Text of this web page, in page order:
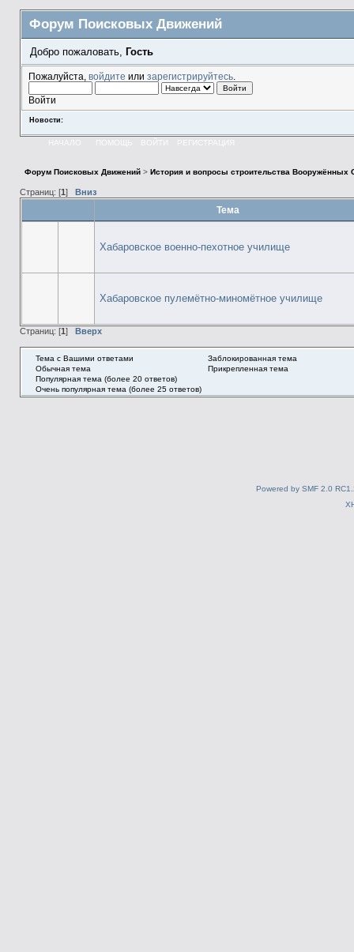
Форум Поисковых Движений
Добро пожаловать, Гость
Пожалуйста, войдите или зарегистрируйтесь.
Войти
Новости:
НАЧАЛО ПОМОЩЬ ВОЙТИ РЕГИСТРАЦИЯ
Форум Поисковых Движений> История и вопросы строительства Вооружённых
Страниц: [1 ] Вниз
Тема
Хабаровское военно-пехотное училище
Хабаровское пулемётно-миномётное училище
Страниц: [1 ] Вверх
Тема с Вашими ответами
Обычная тема
Популярная тема (более 20 ответов)
Очень популярная тема (более 25 ответов)
Заблокированная тема
Прикрепленная тема
Powered by SMF 2.0